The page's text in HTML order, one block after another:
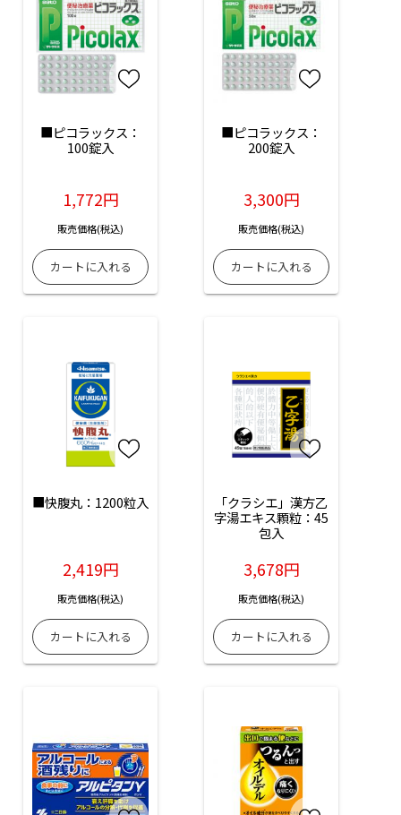
■ピコラックス：
100錠入
1,772円
販売価格(税込)
■ピコラックス：
200錠入
3,300円
販売価格(税込)
■快腹丸：1200粒入
2,419円
販売価格(税込)
「クラシエ」漢方乙
字湯エキス顆粒：45
包入
3,678円
販売価格(税込)